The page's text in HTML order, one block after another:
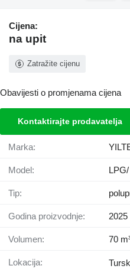
Cijena:
na upit
Zatražite cijenu
Obavijesti o promjenama cijena
Kontaktirajte prodavatelja
Marka:
Model:
Tip:
Godina proizvodnje: 2025
Volumen: 70
Lokacija: